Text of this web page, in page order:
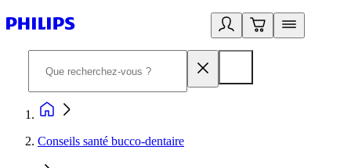
Conseils santé bucco-dentaire